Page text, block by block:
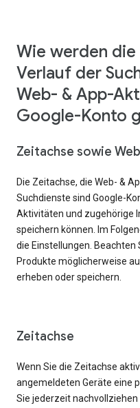
Wie werden
Verlauf der
Web- & App-
Google-Konto
Zeitachse sowie
Die Zeitachse, die Web- &
Suchdienste sind Google-
Aktivitäten und zugehörige
speichern können. Im
die Einstellungen. Beachten
Produkte möglicherweise
erheben oder speichern.
Zeitachse
Wenn Sie die Zeitachse
angemeldeten Geräte eine
Sie jederzeit